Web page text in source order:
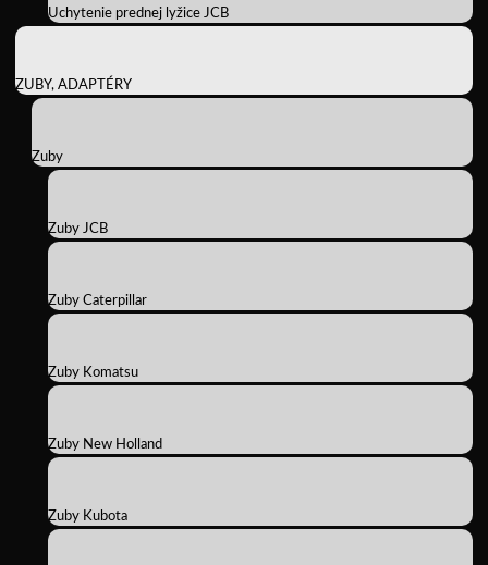
Uchytenie prednej lyžice JCB
ZUBY, ADAPTÉRY
Zuby
Zuby JCB
Zuby Caterpillar
Zuby Komatsu
Zuby New Holland
Zuby Kubota